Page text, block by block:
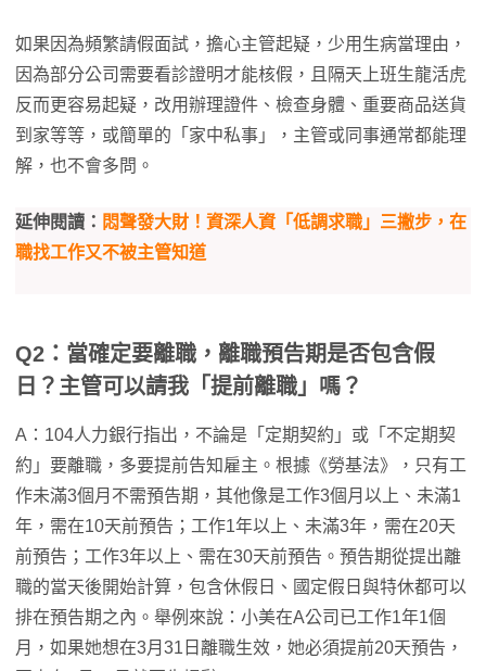
如果因為頻繁請假面試，擔心主管起疑，少用生病當理由，
因為部分公司需要看診證明才能核假，且隔天上班生龍活虎
反而更容易起疑，改用辦理證件、檢查身體、重要商品送貨
到家等等，或簡單的「家中私事」，主管或同事通常都能理
解，也不會多問。
延伸閱讀： 悶聲發大財！資深人資「低調求職」三撇步，在
職找工作又不被主管知道
Q2 ：當確定要離職，離職預告期是否包含假
日？主管可以請我「提前離職」嗎？
A：104人力銀行指出，不論是「定期契約」或「不定期契
約」要離職，多要提前告知雇主。根據《勞基法》，只有工
作未滿3個月不需預告期，其他像是工作3個月以上、未滿1
年，需在10天前預告；工作1年以上、未滿3年，需在20天
前預告；工作3年以上、需在30天前預告。預告期從提出離
職的當天後開始計算，包含休假日、國定假日與特休都可以
排在預告期之內。舉例來說：小美在A公司已工作1年1個
月，如果她想在3月31日離職生效，她必須提前20天預告，